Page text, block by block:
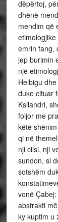
dëpërtoj,
dhënë
mendim që
emrin fang,
jep burimin
një
Helbigu
duke cituar
Ksilandri,
foljor me
këtë
qi në
nji cilsi, nji
sundon, si
sotshëm
vonë
abstrakti
ky kuptim u